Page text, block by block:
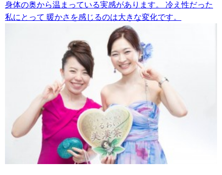
身体の奥から温まっている実感があります。 冷え性だった
私にとって 暖かさを感じるのは大きな変化です。